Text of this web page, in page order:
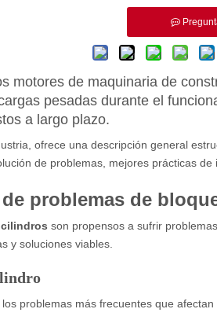
motores de maquinaria de
pesadas durante el
a largo plazo.
ofrece una descripción general
de problemas, mejores prácticas
problemas de
son propensos a sufrir
y soluciones viables.
problemas más frecuentes que